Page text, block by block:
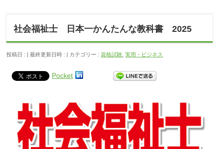
社会福祉士 日本一かんたんな教科書 2025
投稿日 : 最終更新日時 : カテゴリー : 資格試験 ,実用・ビジネス
Pocket